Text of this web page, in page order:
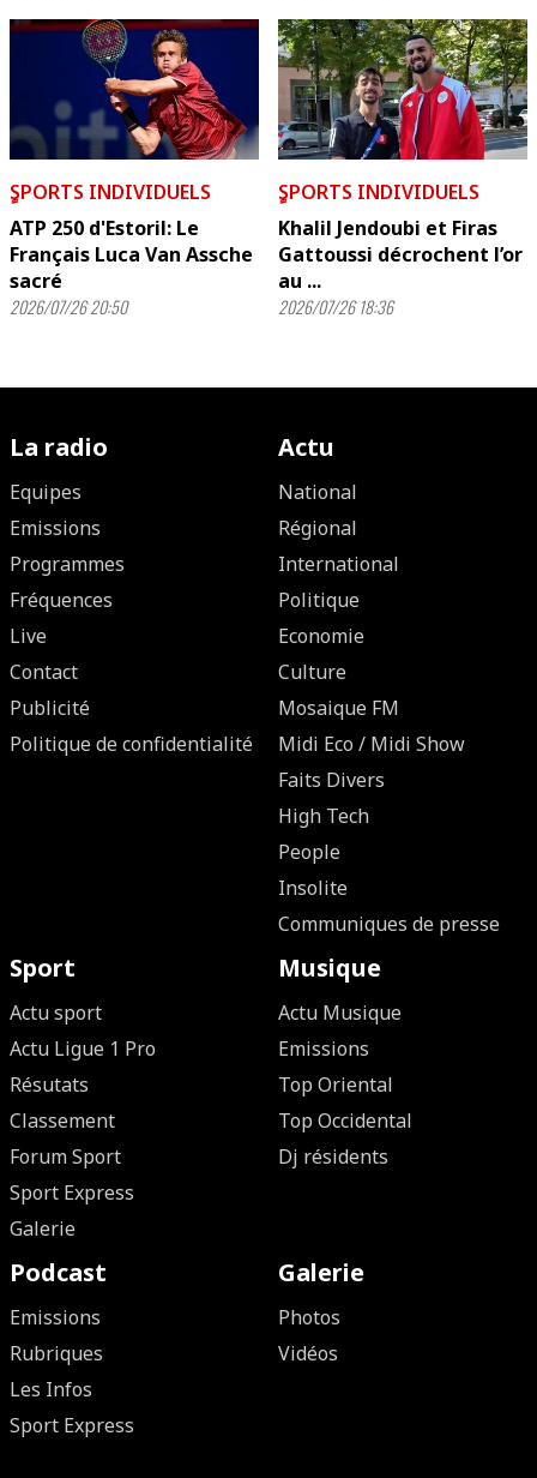
ٍSPORTS INDIVIDUELS
ATP 250 d'Estoril: Le
Français Luca Van Assche
sacré
2026/07/26 20:50
ٍSPORTS INDIVIDUELS
Khalil Jendoubi et Firas
Gattoussi décrochent l’or
au ...
2026/07/26 18:36
La radio
Equipes
Emissions
Programmes
Fréquences
Live
Contact
Publicité
Politique de confidentialité
Actu
National
Régional
International
Politique
Economie
Culture
Mosaique FM
Midi Eco / Midi Show
Faits Divers
High Tech
People
Insolite
Communiques de presse
Sport
Actu sport
Actu Ligue 1 Pro
Résutats
Classement
Forum Sport
Sport Express
Galerie
Musique
Actu Musique
Emissions
Top Oriental
Top Occidental
Dj résidents
Podcast
Emissions
Rubriques
Les Infos
Sport Express
Galerie
Photos
Vidéos